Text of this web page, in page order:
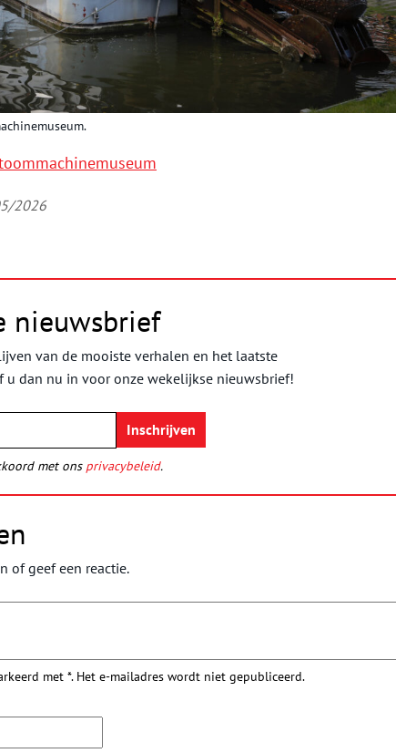
2026
nieuwsbrief
van de mooiste verhalen en het laatste
u dan nu in voor onze wekelijkse nieuwsbrief!
met ons privacybeleid.
of geef een reactie.
met *. Het e-mailadres wordt niet gepubliceerd.